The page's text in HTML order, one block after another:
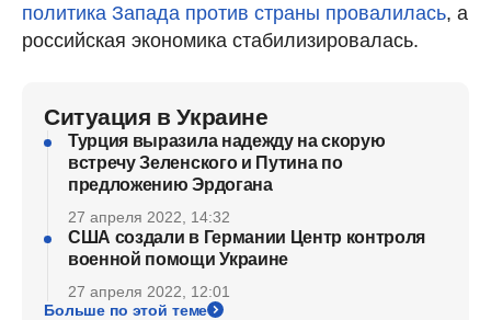
политика Запада против страны провалилась, а
российская экономика стабилизировалась.
Ситуация в Украине
Турция выразила надежду на скорую
встречу Зеленского и Путина по
предложению Эрдогана
27 апреля 2022, 14:32
США создали в Германии Центр контроля
военной помощи Украине
27 апреля 2022, 12:01
Больше по этой теме